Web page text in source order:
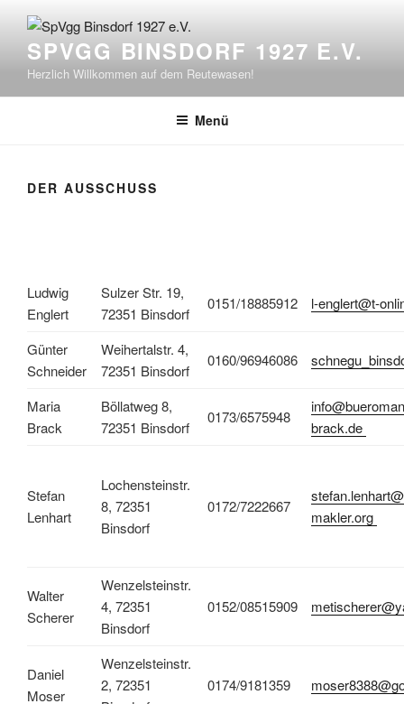
Inhalt
springenSPVGG BINSDORF 1927 E.V.
Herzlich Willkommen auf dem Reutewasen!
Menü
DER AUSSCHUSS
Ludwig
Englert
Sulzer Str. 19,
72351 Binsdorf
0151/18885912 l-englert@t-
Günter
Schneider
Weihertalstr. 4,
72351 Binsdorf
0160/96946086
Maria
Brack
Böllatweg 8,
72351 Binsdorf
0173/6575948
brack.de
Stefan
Lenhart
Lochensteinstr.
8, 72351
Binsdorf
0172/7222667
makler.org
Walter
Scherer
Wenzelsteinstr.
4, 72351
Binsdorf
0152/08515909
Daniel
Moser
Wenzelsteinstr.
2, 72351
0174/9181359